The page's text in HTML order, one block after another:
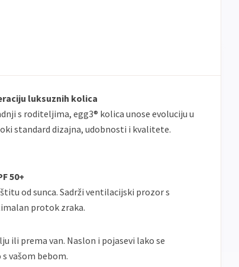
luksuznih kolica
s roditeljima, egg3® kolica unose evoluciju u
standard dizajna, udobnosti i kvalitete.
50+
od sunca. Sadrži ventilacijski prozor s
protok zraka.
ili prema van. Naslon i pojasevi lako se
vašom bebom.